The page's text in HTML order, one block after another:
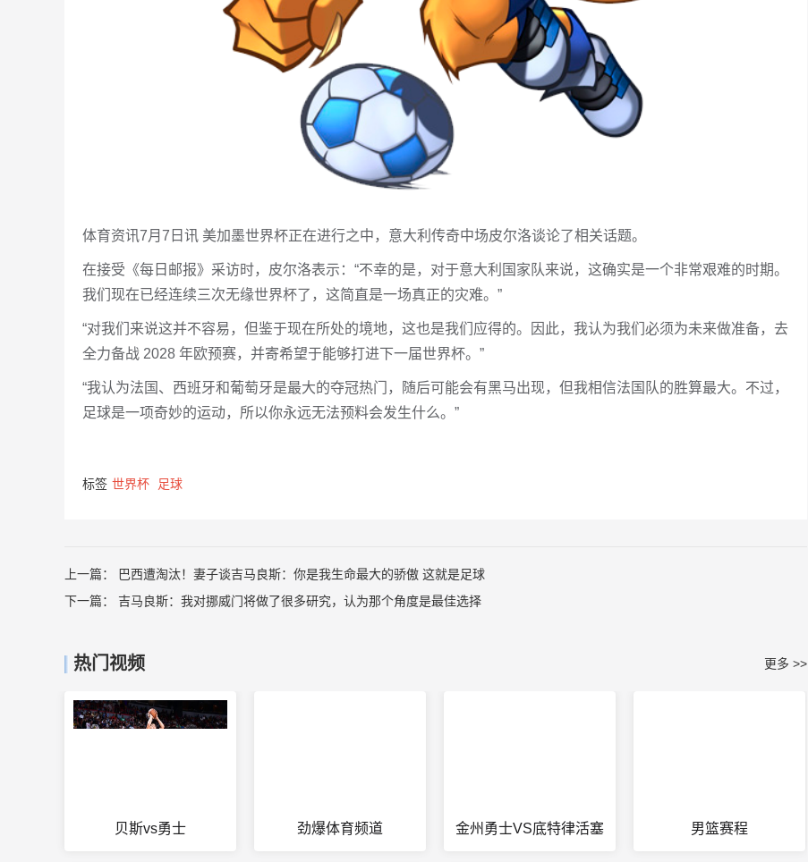
体育资讯7月7日讯 美加墨世界杯正在进行之中，意大利传奇中场皮尔洛谈论了相关话题。
在接受《每日邮报》采访时，皮尔洛表示：“不幸的是，对于意大利国家队来说，这确实是一个非常艰难的时期。
我们现在已经连续三次无缘世界杯了，这简直是一场真正的灾难。”
“对我们来说这并不容易，但鉴于现在所处的境地，这也是我们应得的。因此，我认为我们必须为未来做准备，去
全力备战 2028 年欧预赛，并寄希望于能够打进下一届世界杯。”
“我认为法国、西班牙和葡萄牙是最大的夺冠热门，随后可能会有黑马出现，但我相信法国队的胜算最大。不过，
足球是一项奇妙的运动，所以你永远无法预料会发生什么。”
标签 世界杯 足球
上一篇：
巴西遭淘汰！妻子谈吉马良斯：你是我生命最大的骄傲 这就是足球
下一篇： 吉马良斯：我对挪威门将做了很多研究，认为那个角度是最佳选择
热门视频 更多 >>
贝斯vs勇士 劲爆体育频道 金州勇士VS底特律活塞 男篮赛程